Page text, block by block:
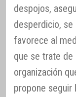
despojos,
desperdicio, se
favorece al
que se trate de
organización
propone seguir